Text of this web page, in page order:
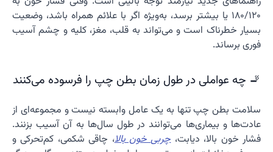
180/120 یا بیشتر برسد، به‌ویژه اگر با علائم همراه باشد، وضعیت
بسیار خطرناک است و می‌تواند به قلب، مغز، کلیه و چشم آسیب
فوری برساند.
🚬 چه عواملی در طول زمان بطن چپ را فرسوده می‌کنند
سلامت بطن چپ تنها به یک عامل وابسته نیست و مجموعه‌ای از
عادت‌ها و بیماری‌ها می‌توانند در طول سال‌ها به آن آسیب بزنند.
فشار خون بالا، دیابت،چربی خون بالا، چاقی شکمی، کم‌تحرکی و